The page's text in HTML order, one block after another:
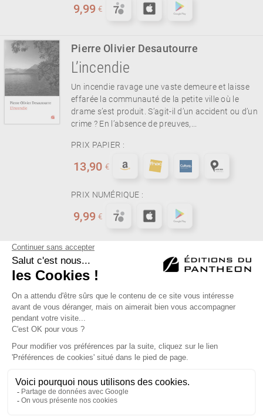
9,99 €
Pierre Olivier Desautourre
L’incendie
Un incendie ravage une vaste demeure et laisse
effarée la communauté de la petite ville où le
drame s’est produit. S’agit-il d’un accident ou d’un
crime ? En l’absence de preuves,...
PRIX PAPIER :
13,90 €
PRIX NUMÉRIQUE :
9,99 €
First Previous Next Last
Éditions du Panthéon - 12, rue Antoine Bourdelle
75015 Paris
01 43 71 14 72
FAQ LIBRAIRIES MENTIONS LÉGALES